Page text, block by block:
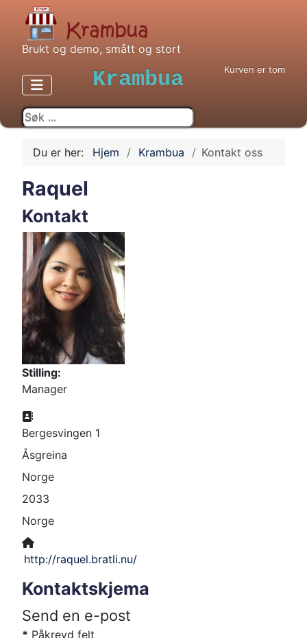
Brukt og demo, smått og stort
Krambua Kurven er tom
Du er her: Hjem Krambua Kontakt oss
Raquel
Kontakt
Stilling:
Manager
Adresse:
Bergesvingen 1
Åsgreina
Norge
2033
Norge
Nettside:
http://raquel.bratli.nu/
Kontaktskjema
Send en e-post
* Påkrevd felt